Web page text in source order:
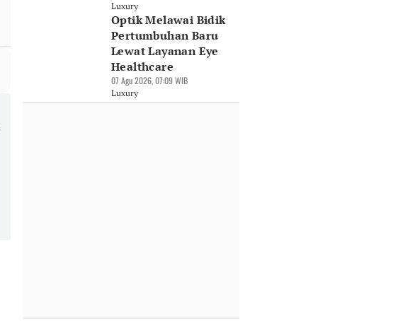
Luxury
Optik Melawai Bidik
Pertumbuhan Baru
Lewat Layanan Eye
Healthcare
07 Agu 2026, 07:09 WIB
Luxury